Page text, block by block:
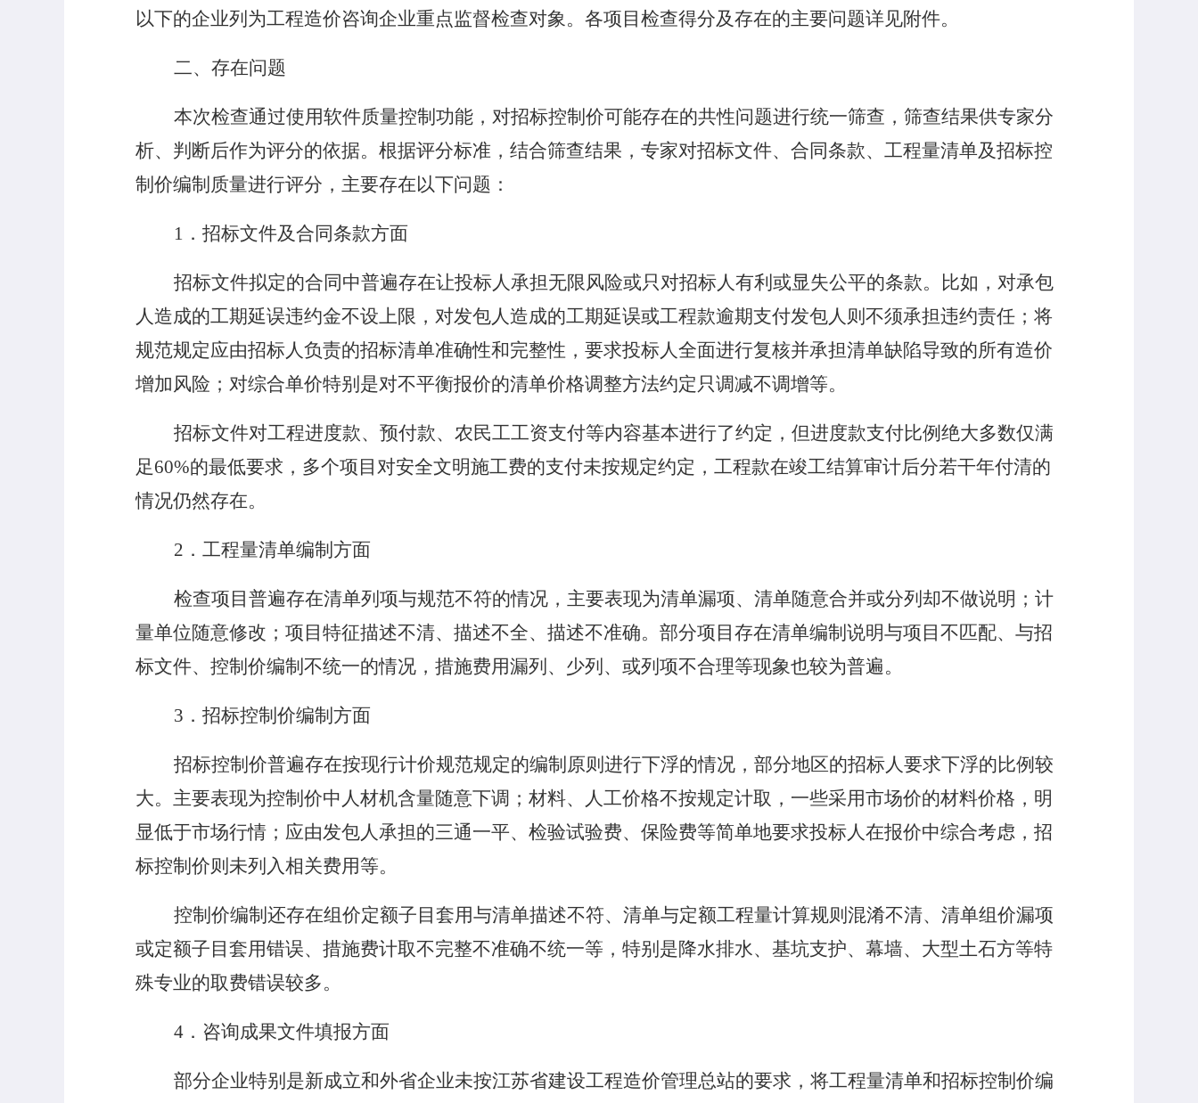
以下的企业列为工程造价咨询企业重点监督检查对象。各项目检查得分及存在的主要问题详见附件。
二、存在问题
本次检查通过使用软件质量控制功能， 对招标控制价可能存在的共性问题进行统一筛查，筛查结果供专家分
析、判断后作为评分的依据。根据评分标准，结合筛查结果，专家对招标文件、合同条款、工程量清单及招标控
制价编制质量进行评分，主要存在以下问题：
1 ．招标文件及合同条款方面
招标文件拟定的合同中普遍存在让投标人承担无限风险或只对招标人有利或显失公平的条款。比如，对承包
人造成的工期延误违约金不设上限，对发包人造成的工期延误或工程款逾期支付发包人则不须承担违约责任；将
规范规定应由招标人负责的招标清单准确性和完整性，要求投标人全面进行复核并承担清单缺陷导致的所有造价
增加风险；对综合单价特别是对不平衡报价的清单价格调整方法约定只调减不调增等。
招标文件对工程进度款、预付款、农民工工资支付等内容基本进行了约定，但进度款支付比例绝大多数仅满
足60%的最低要求，多个项目对安全文明施工费的支付未按规定约定，工程款在竣工结算审计后分若干年付清的
情况仍然存在。
2 ．工程量清单编制方面
检查项目普遍存在清单列项与规范不符的情况，主要表现为清单漏项、清单随意合并或分列却不做说明；计
量单位随意修改；项目特征描述不清、描述不全、描述不准确。部分项目存在清单编制说明与项目不匹配、与招
标文件、控制价编制不统一的情况，措施费用漏列、少列、或列项不合理等现象也较为普遍。
3 ．招标控制价编制方面
招标控制价普遍存在按现行计价规范规定的编制原则进行下浮的情况，部分地区的招标人要求下浮的比例较
大。主要表现为控制价中人材机含量随意下调；材料、人工价格不按规定计取，一些采用市场价的材料价格，明
显低于市场行情；应由发包人承担的三通一平、检验试验费、保险费等简单地要求投标人在报价中综合考虑，招
标控制价则未列入相关费用等。
控制价编制还存在组价定额子目套用与清单描述不符、清单与定额工程量计算规则混淆不清、清单组价漏项
或定额子目套用错误、措施费计取不完整不准确不统一等，特别是降水排水、基坑支护、幕墙、大型土石方等特
殊专业的取费错误较多。
4．咨询成果文件填报方面
部分企业特别是新成立和外省企业未按江苏省建设工程造价管理总站的要求，将工程量清单和招标控制价编